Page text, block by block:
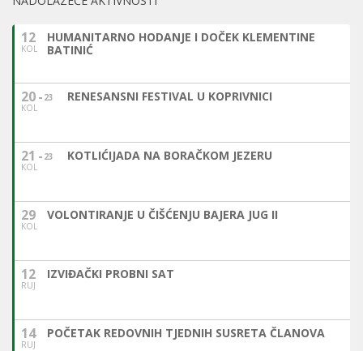
12
KOL
HUMANITARNO HODANJE I DOČEK KLEMENTINE
BATINIĆ
20
KOL
23 RENESANSNI FESTIVAL U KOPRIVNICI
21
KOL
23 KOTLIĆIJADA NA BORAČKOM JEZERU
29
KOL
VOLONTIRANJE U ČIŠĆENJU BAJERA JUG II
12
RUJ
IZVIĐAČKI PROBNI SAT
14
RUJ
POČETAK REDOVNIH TJEDNIH SUSRETA ČLANOVA